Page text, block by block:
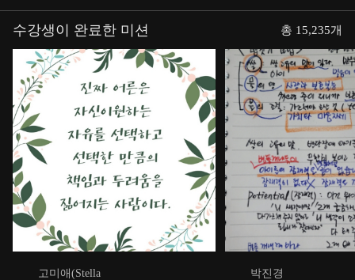
수강생이 완료한 미션 총 15,235개
고미애(Stella
박진경